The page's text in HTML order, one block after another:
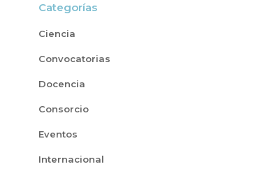
Categorías
Ciencia
Convocatorias
Docencia
Consorcio
Eventos
Internacional